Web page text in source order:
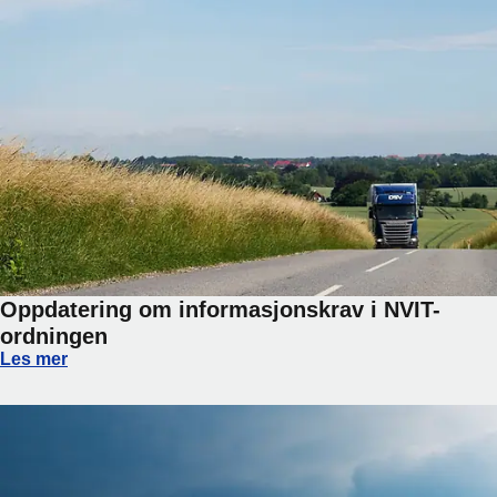
Oppdatering om informasjonskrav i NVIT-
ordningen
Oppdatering om informasjonskrav i NVIT-ordningen
Les mer